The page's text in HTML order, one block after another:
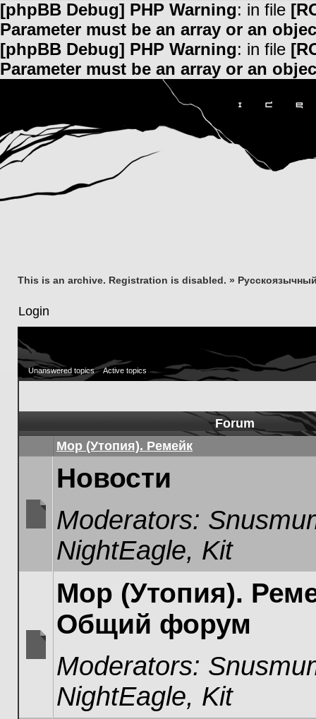
[phpBB Debug] PHP Warning: in file
Parameter must be an array or an
[phpBB Debug] PHP Warning: in file
Parameter must be an array or an
This is an archive. Registration is disabled. »
Login
Unanswered topics Active topics
Forum
Мор (Утопия). Ремейк
unread
Новости
Moderators:
NightEagle, Kit
unread
Мор (Утопия).
Общий форум
Moderators:
NightEagle, Kit